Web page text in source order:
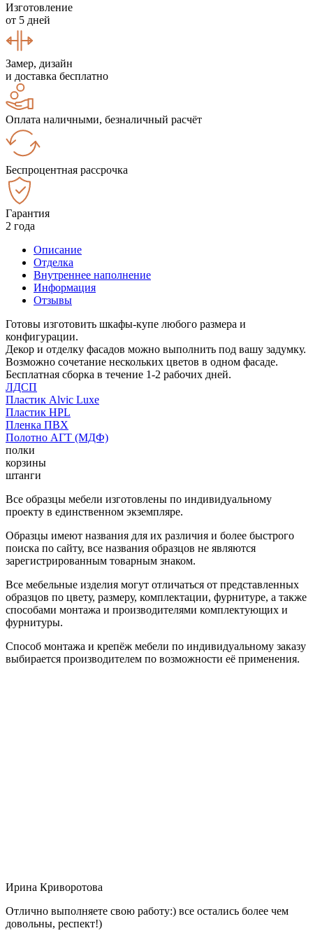
Изготовление
от 5 дней
Замер, дизайн
и доставка бесплатно
Оплата наличными, безналичный расчёт
Беспроцентная рассрочка
Гарантия
2 года
Описание
Отделка
Внутреннее наполнение
Информация
Отзывы
Готовы изготовить шкафы-купе любого размера и
конфигурации.
Декор и отделку фасадов можно выполнить под вашу задумку.
Возможно сочетание нескольких цветов в одном фасаде.
Бесплатная сборка в течение 1-2 рабочих дней.
ЛДСП
Пластик Alvic Luxe
Пластик HPL
Пленка ПВХ
Полотно АГТ (МДФ)
полки
корзины
штанги
Все образцы мебели изготовлены по индивидуальному
проекту в единственном экземпляре.
Образцы имеют названия для их различия и более быстрого
поиска по сайту, все названия образцов не являются
зарегистрированным товарным знаком.
Все мебельные изделия могут отличаться от представленных
образцов по цвету, размеру, комплектации, фурнитуре, а также
способами монтажа и производителями комплектующих и
фурнитуры.
Способ монтажа и крепёж мебели по индивидуальному заказу
выбирается производителем по возможности её применения.
Ирина Криворотова
Отлично выполняете свою работу:) все остались более чем
довольны, респект!)